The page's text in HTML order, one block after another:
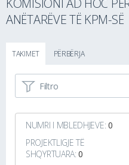
KOMISIONI AD HOC
ANËTARËVE TË KPM-SË
TAKIMET PËRBËRJA
Filtro
NUMRI I MBLEDHJEVE: 0
PROJEKTLIGJE TË
SHQYRTUARA:0